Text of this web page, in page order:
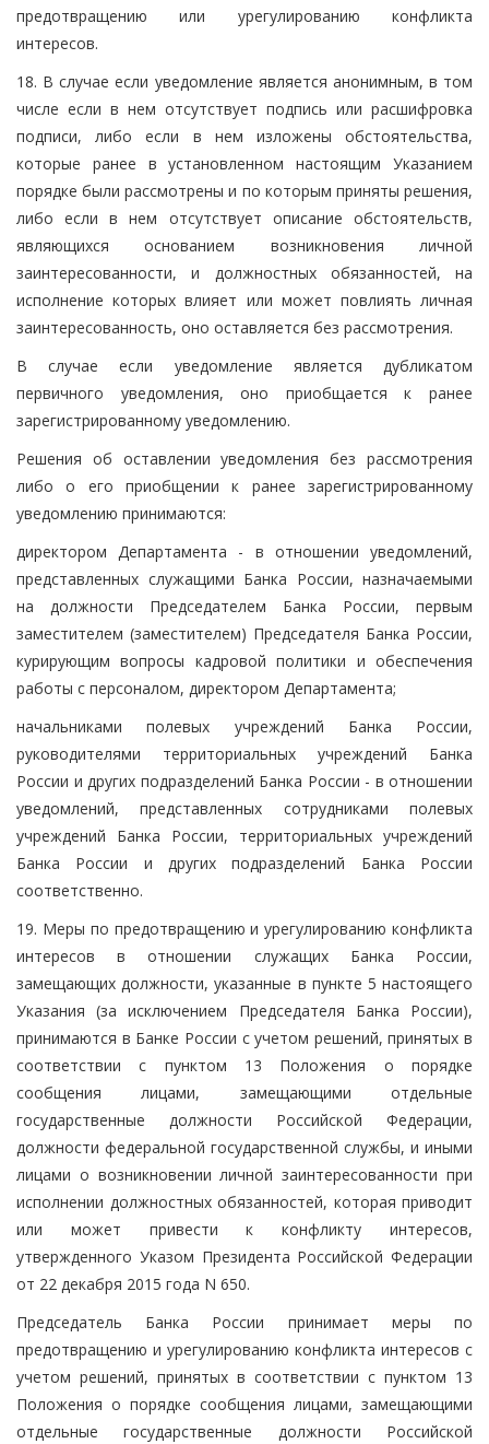
предотвращению или урегулированию конфликта
интересов.
18. В случае если уведомление является анонимным, в том
числе если в нем отсутствует подпись или расшифровка
подписи, либо если в нем изложены обстоятельства,
которые ранее в установленном настоящим Указанием
порядке были рассмотрены и по которым приняты решения,
либо если в нем отсутствует описание обстоятельств,
являющихся основанием возникновения личной
заинтересованности, и должностных обязанностей, на
исполнение которых влияет или может повлиять личная
заинтересованность, оно оставляется без рассмотрения.
В случае если уведомление является дубликатом
первичного уведомления, оно приобщается к ранее
зарегистрированному уведомлению.
Решения об оставлении уведомления без рассмотрения
либо о его приобщении к ранее зарегистрированному
уведомлению принимаются:
директором Департамента - в отношении уведомлений,
представленных служащими Банка России, назначаемыми
на должности Председателем Банка России, первым
заместителем (заместителем) Председателя Банка России,
курирующим вопросы кадровой политики и обеспечения
работы с персоналом, директором Департамента;
начальниками полевых учреждений Банка России,
руководителями территориальных учреждений Банка
России и других подразделений Банка России - в отношении
уведомлений, представленных сотрудниками полевых
учреждений Банка России, территориальных учреждений
Банка России и других подразделений Банка России
соответственно.
19. Меры по предотвращению и урегулированию конфликта
интересов в отношении служащих Банка России,
замещающих должности, указанные в пункте 5 настоящего
Указания (за исключением Председателя Банка России),
принимаются в Банке России с учетом решений, принятых в
соответствии с пунктом 13 Положения о порядке
сообщения лицами, замещающими отдельные
государственные должности Российской Федерации,
должности федеральной государственной службы, и иными
лицами о возникновении личной заинтересованности при
исполнении должностных обязанностей, которая приводит
или может привести к конфликту интересов,
утвержденного Указом Президента Российской Федерации
от 22 декабря 2015 года N 650.
Председатель Банка России принимает меры по
предотвращению и урегулированию конфликта интересов с
учетом решений, принятых в соответствии с пунктом 13
Положения о порядке сообщения лицами, замещающими
отдельные государственные должности Российской